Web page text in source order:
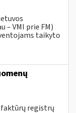
VMI prie FM)
taikyto
faktūrų registrų